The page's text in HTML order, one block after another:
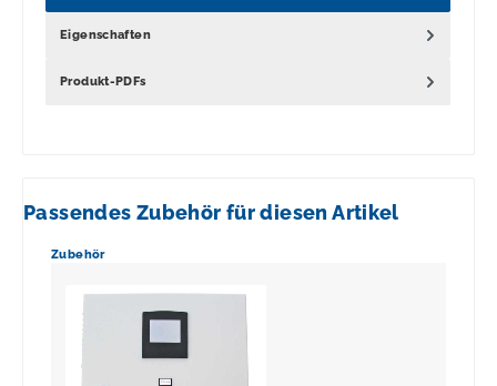
Eigenschaften
Produkt-PDFs
Passendes Zubehör für diesen Artikel
Produktgalerie überspringen
Zubehör